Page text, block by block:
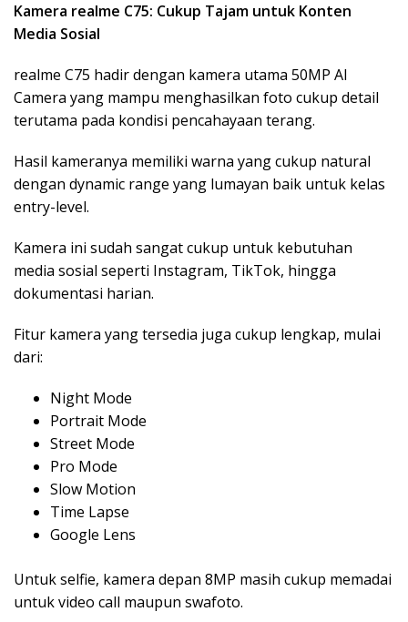
Kamera realme C75: Cukup Tajam untuk Konten
Media Sosial
realme C75 hadir dengan kamera utama 50MP AI
Camera yang mampu menghasilkan foto cukup detail
terutama pada kondisi pencahayaan terang.
Hasil kameranya memiliki warna yang cukup natural
dengan dynamic range yang lumayan baik untuk kelas
entry-level.
Kamera ini sudah sangat cukup untuk kebutuhan
media sosial seperti Instagram, TikTok, hingga
dokumentasi harian.
Fitur kamera yang tersedia juga cukup lengkap, mulai
dari:
Night Mode
Portrait Mode
Street Mode
Pro Mode
Slow Motion
Time Lapse
Google Lens
Untuk selfie, kamera depan 8MP masih cukup memadai
untuk video call maupun swafoto.